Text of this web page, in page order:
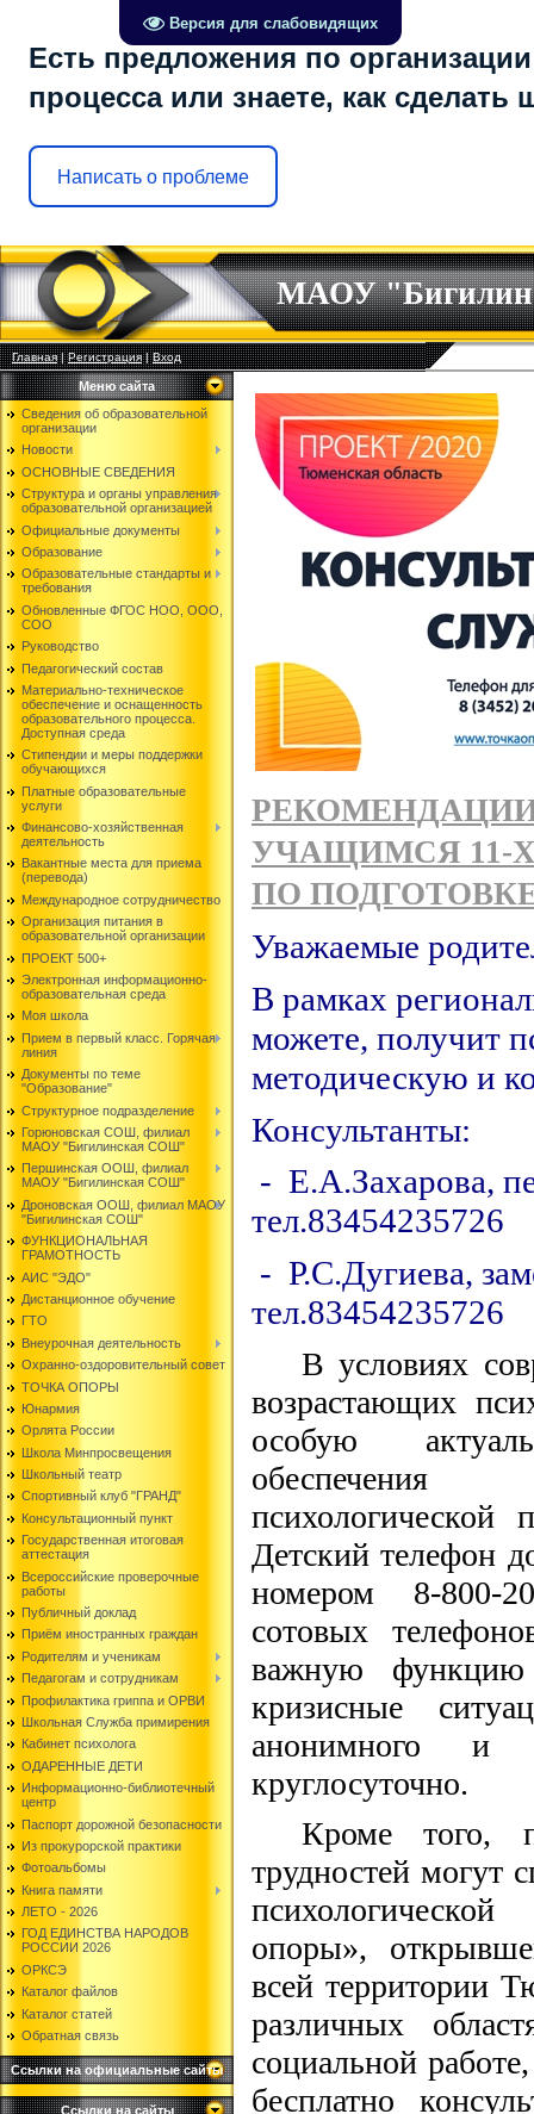
Версия для слабовидящих
Есть предложения по
процесса или знаете, как сделать
Написать о проблеме
МАОУ
Главная|Регистрация|Вход
Меню сайта
Сведения об образовательной
организации
Новости
ОСНОВНЫЕ СВЕДЕНИЯ
Структура и органы управления
образовательной организацией
Официальные документы
Образование
Образовательные стандарты и
требования
Обновленные ФГОС НОО, ООО,
СОО
Руководство
Педагогический состав
Материально-техническое
обеспечение и оснащенность
образовательного процесса.
Доступная среда
Стипендии и меры поддержки
обучающихся
Платные образовательные
услуги
Финансово-хозяйственная
деятельность
Вакантные места для приема
(перевода)
Международное сотрудничество
Организация питания в
образовательной организации
ПРОЕКТ 500+
Электронная информационно-
образовательная среда
Моя школа
Прием в первый класс. Горячая
линия
Документы по теме
"Образование"
Структурное подразделение
Горюновская СОШ, филиал
МАОУ "Бигилинская СОШ"
Першинская ООШ, филиал
МАОУ "Бигилинская СОШ"
Дроновская ООШ, филиал МАОУ
"Бигилинская СОШ"
ФУНКЦИОНАЛЬНАЯ
ГРАМОТНОСТЬ
АИС "ЭДО"
Дистанционное обучение
ГТО
Внеурочная деятельность
Охранно-оздоровительный совет
ТОЧКА ОПОРЫ
Юнармия
Орлята России
Школа Минпросвещения
Школьный театр
Спортивный клуб "ГРАНД"
Консультационный пункт
Государственная итоговая
аттестация
Всероссийские проверочные
работы
Публичный доклад
Приём иностранных граждан
Родителям и ученикам
Педагогам и сотрудникам
Профилактика гриппа и ОРВИ
Школьная Служба примирения
Кабинет психолога
ОДАРЕННЫЕ ДЕТИ
Информационно-библиотечный
центр
Паспорт дорожной безопасности
Из прокурорской практики
Фотоальбомы
Книга памяти
ЛЕТО - 2026
ГОД ЕДИНСТВА НАРОДОВ
РОССИИ 2026
ОРКСЭ
Каталог файлов
Каталог статей
Обратная связь
Ссылки на официальные сайты
Ссылки на сайты
УЧАЩИМСЯ 11-
ПО
Уважаемые
В рамках
можете, получит
методическую и
Консультанты:
- Е.А.Захарова,
тел.83454235726
- Р.С.Дугиева,
тел.83454235726
В условиях
возрастающих
особую
обеспечения
Детский телефон
номером 8-800-
сотовых
важную функцию
кризисные
анонимного и
круглосуточно.
Кроме того,
трудностей могут
опоры»,
всей территории
различных
социальной
бесплатно